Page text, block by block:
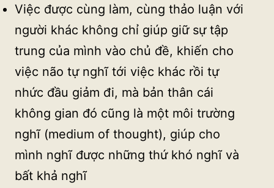
Việc được cùng làm, cùng thảo luận với
người khác không chỉ giúp giữ sự tập
trung của mình vào chủ đề, khiến cho
việc não tự nghĩ tới việc khác rồi tự
nhức đầu giảm đi, mà bản thân cái
không gian đó cũng là một môi trường
nghĩ (medium of thought), giúp cho
mình nghĩ được những thứ khó nghĩ và
bất khả nghĩ